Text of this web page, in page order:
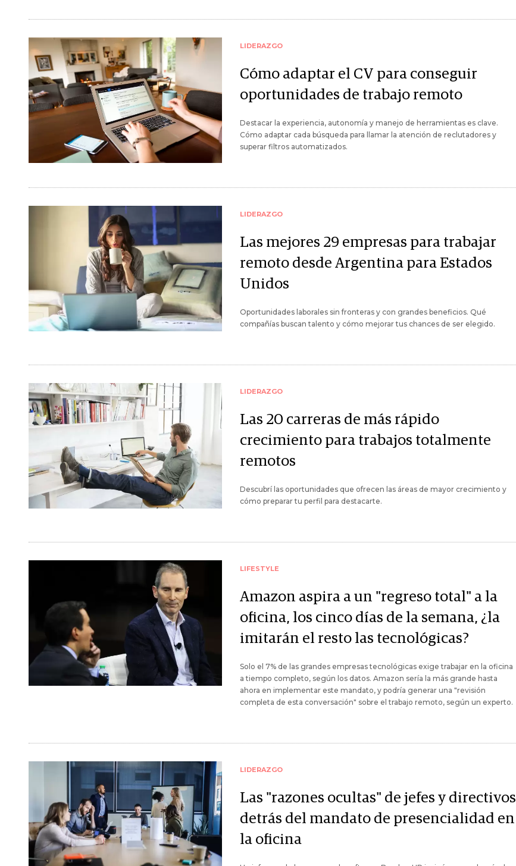
LIDERAZGO
Cómo adaptar el CV para conseguir
oportunidades de trabajo remoto
Destacar la experiencia, autonomía y manejo de herramientas es clave.
Cómo adaptar cada búsqueda para llamar la atención de reclutadores y
superar filtros automatizados.
LIDERAZGO
Las mejores 29 empresas para trabajar
remoto desde Argentina para Estados
Unidos
Oportunidades laborales sin fronteras y con grandes beneficios. Qué
compañías buscan talento y cómo mejorar tus chances de ser elegido.
LIDERAZGO
Las 20 carreras de más rápido
crecimiento para trabajos totalmente
remotos
Descubrí las oportunidades que ofrecen las áreas de mayor crecimiento y
cómo preparar tu perfil para destacarte.
LIFESTYLE
Amazon aspira a un "regreso total" a la
oficina, los cinco días de la semana, ¿la
imitarán el resto las tecnológicas?
Solo el 7% de las grandes empresas tecnológicas exige trabajar en la oficina
a tiempo completo, según los datos. Amazon sería la más grande hasta
ahora en implementar este mandato, y podría generar una "revisión
completa de esta conversación" sobre el trabajo remoto, según un experto.
LIDERAZGO
Las "razones ocultas" de jefes y directivos
detrás del mandato de presencialidad en
la oficina